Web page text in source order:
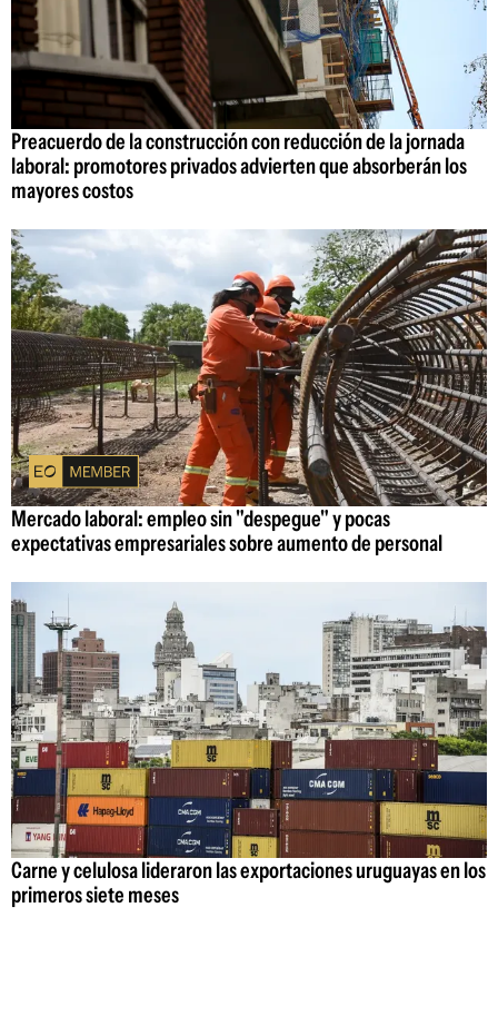
Preacuerdo de la construcción con reducción de la jornada
laboral: promotores privados advierten que absorberán los
mayores costos
Mercado laboral: empleo sin "despegue" y pocas
expectativas empresariales sobre aumento de personal
Carne y celulosa lideraron las exportaciones uruguayas en los
primeros siete meses